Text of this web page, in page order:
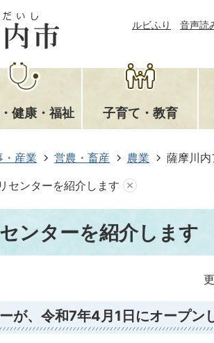
ルビふり 音声読
健康・福祉 子育て・教育
・産業 営農・畜産 農業 薩摩川
センターを紹介します
ンターを紹介します
が、令和7年4月1日にオープン